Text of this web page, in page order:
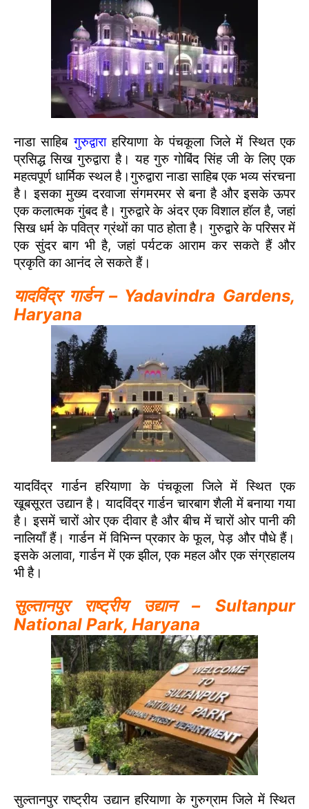
नाडा साहिबगुरुद्वाराहरियाणा के पंचकूला जिले में स्थित एक
प्रसिद्ध सिख गुरुद्वारा है। यह गुरु गोबिंद सिंह जी के लिए एक
महत्वपूर्ण धार्मिक स्थल है।गुरुद्वारा नाडा साहिब एक भव्य संरचना
है। इसका मुख्य दरवाजा संगमरमर से बना है और इसके ऊपर
एक कलात्मक गुंबद है। गुरुद्वारे के अंदर एक विशाल हॉल है, जहां
सिख धर्म के पवित्र ग्रंथों का पाठ होता है। गुरुद्वारे के परिसर में
एक सुंदर बाग भी है, जहां पर्यटक आराम कर सकते हैं और
प्रकृति का आनंद ले सकते हैं।
यादविंद्र गार्डन – Yadavindra Gardens,
Haryana
यादविंद्र गार्डन हरियाणा के पंचकूला जिले में स्थित एक
खूबसूरत उद्यान है। यादविंद्र गार्डन चारबाग शैली में बनाया गया
है। इसमें चारों ओर एक दीवार है और बीच में चारों ओर पानी की
नालियाँ हैं। गार्डन में विभिन्न प्रकार के फूल, पेड़ और पौधे हैं।
इसके अलावा, गार्डन में एक झील, एक महल और एक संग्रहालय
भी है।
सुल्तानपुर राष्ट्रीय उद्यान – Sultanpur
National Park, Haryana
सुल्तानपुर राष्ट्रीय उद्यान हरियाणा के गुरुग्राम जिले में स्थित